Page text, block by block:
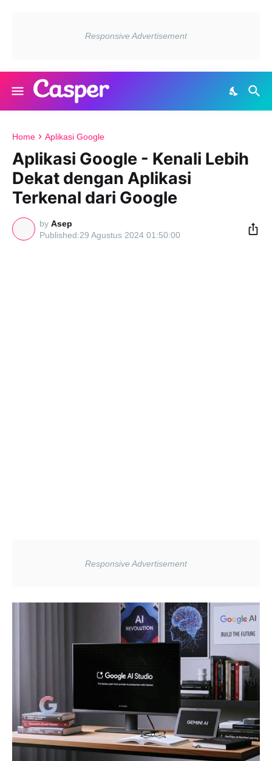
Home Aplikasi Google
Aplikasi Google - Kenali Lebih
Dekat dengan Aplikasi
Terkenal dari Google
by Asep
29 Agustus 2024 01:50:00